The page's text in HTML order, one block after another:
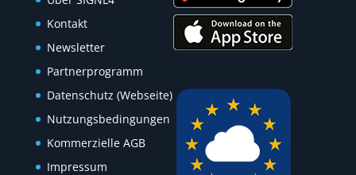
Kontakt
Newsletter
Partnerprogramm
Datenschutz (Webseite)
Nutzungsbedingungen
Kommerzielle AGB
Impressum